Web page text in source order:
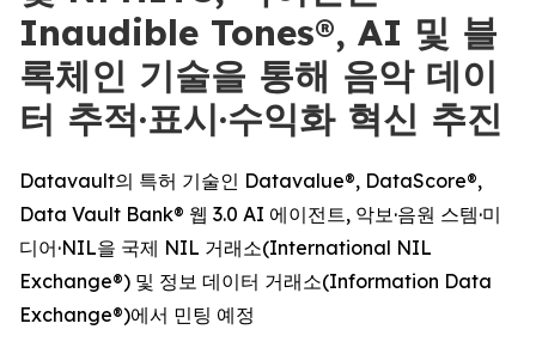
Inaudible Tones®, AI 및 블
록체인 기술을 통해 음악 데이
터 추적·표시·수익화 혁신 추진
Datavault의 특허 기술인 Datavalue®, DataScore®,
Data Vault Bank® 웹 3.0 AI 에이전트, 악보·음원 스템·미
디어·NIL을 국제 NIL 거래소(International NIL
Exchange®) 및 정보 데이터 거래소(Information Data
Exchange®)에서 민팅 예정